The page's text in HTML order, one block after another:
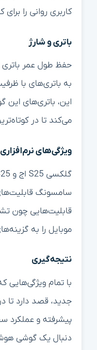
کاربری روانی را برای
باتری و شارژ
به باتری‌های با
این، باتری‌های این
می‌کند تا در
ویژگی‌های نرم‌افزاری
سامسونگ
قابلیت‌هایی چون
موبایل را به
نتیجه‌گیری
جدید، قصد دارد تا
پیشرفته و عملکرد
دنبال یک گوشی